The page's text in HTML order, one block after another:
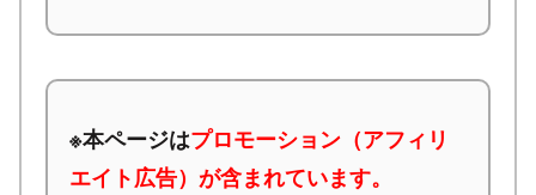
※本ページはプロモーション（アフィリ
エイト広告）が含まれています。